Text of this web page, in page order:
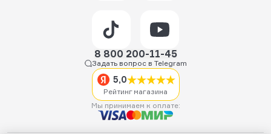
8 800 200-11-45
Задать вопрос в Telegram
5,0
Рейтинг магазина
Мы принимаем к оплате: